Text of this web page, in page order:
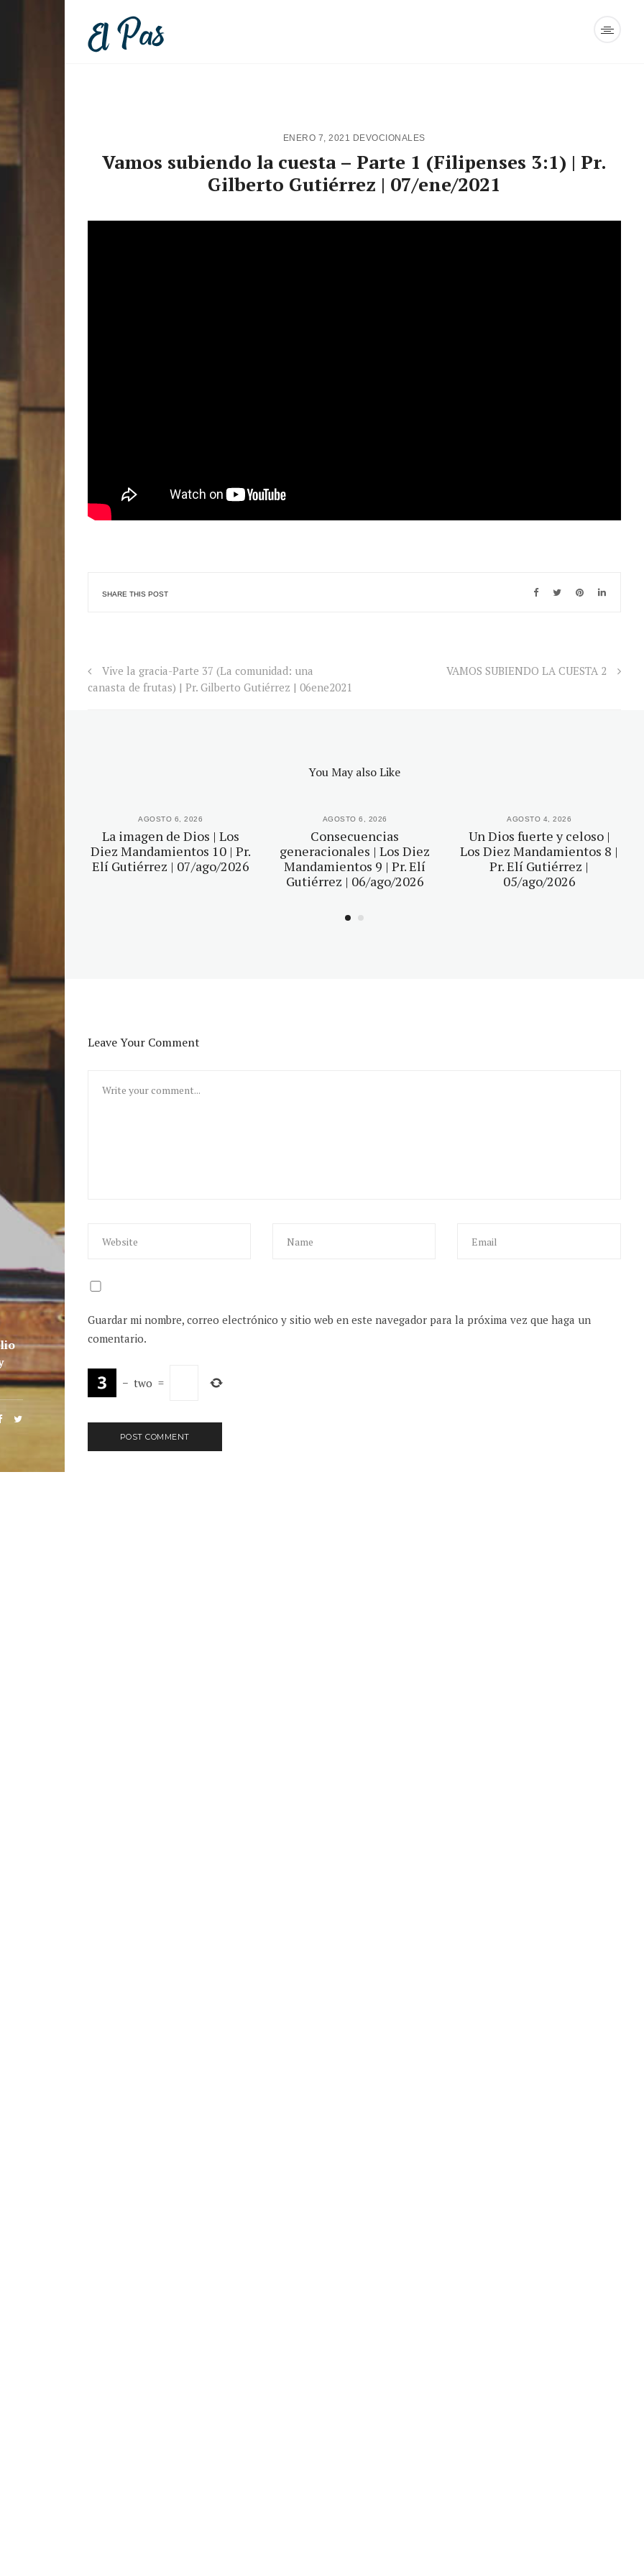
ENERO 7, 2021 DEVOCIONALES
Vamos subiendo la cuesta – Parte 1 (Filipenses 3:1) | Pr.
Gilberto Gutiérrez | 07/ene/2021
SHARE THIS POST
Vive la gracia-Parte 37 (La comunidad: una
canasta de frutas) | Pr. Gilberto Gutiérrez | 06ene2021
VAMOS SUBIENDO LA CUESTA 2
You May also Like
AGOSTO 6, 2026
La imagen de Dios | Los
Diez Mandamientos 10 | Pr.
Elí Gutiérrez | 07/ago/2026
AGOSTO 6, 2026
Consecuencias
generacionales | Los Diez
Mandamientos 9 | Pr. Elí
Gutiérrez | 06/ago/2026
AGOSTO 4, 2026
Un Dios fuerte y celoso |
Los Diez Mandamientos 8 |
Pr. Elí Gutiérrez |
05/ago/2026
Leave Your Comment
Guardar mi nombre, correo electrónico y sitio web en este navegador para la próxima vez que haga un
comentario.
− two =